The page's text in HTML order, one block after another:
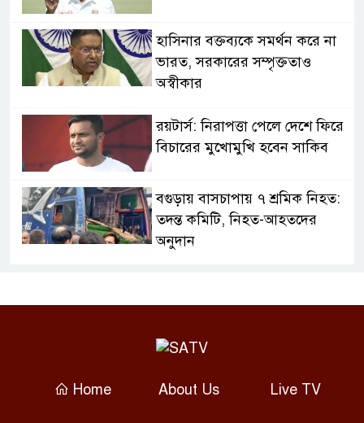
হাসিনার বক্তব্যকে সমর্থন করে না
ভারত, সরকারের সম্পৃক্ততাও
অস্বীকার
রয়টার্স: নিরাপত্তা পেলে দেশে ফিরে
বিচারের মুখোমুখি হবেন সাকিব
বগুড়ায় বাসচাপায় ৭ শ্রমিক নিহত:
তদন্ত কমিটি, নিহত-আহতদের
অনুদান
সরকারের গড়িমসির অভিযোগ
‘মালিক’
Home About Us Live TV